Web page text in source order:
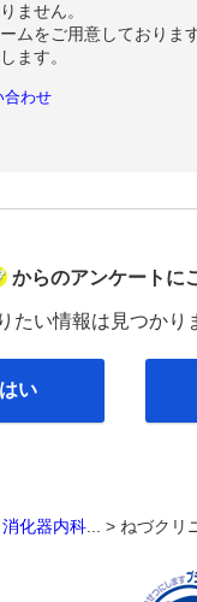
ません。
ムをご用意しておりま
ます。
合わせ
病院なび
からのアンケートに
たい情報は見つかり
はい
消化器内科 ... > ねづクリ